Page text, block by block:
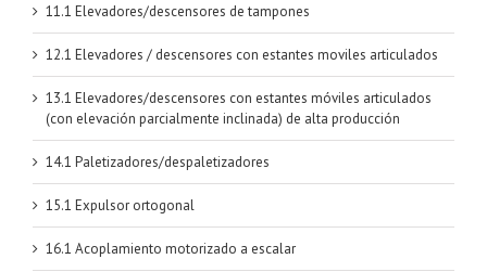
11.1 Elevadores/descensores de tampones
12.1 Elevadores / descensores con estantes moviles articulados
13.1 Elevadores/descensores con estantes móviles articulados
(con elevación parcialmente inclinada) de alta producción
14.1 Paletizadores/despaletizadores
15.1 Expulsor ortogonal
16.1 Acoplamiento motorizado a escalar